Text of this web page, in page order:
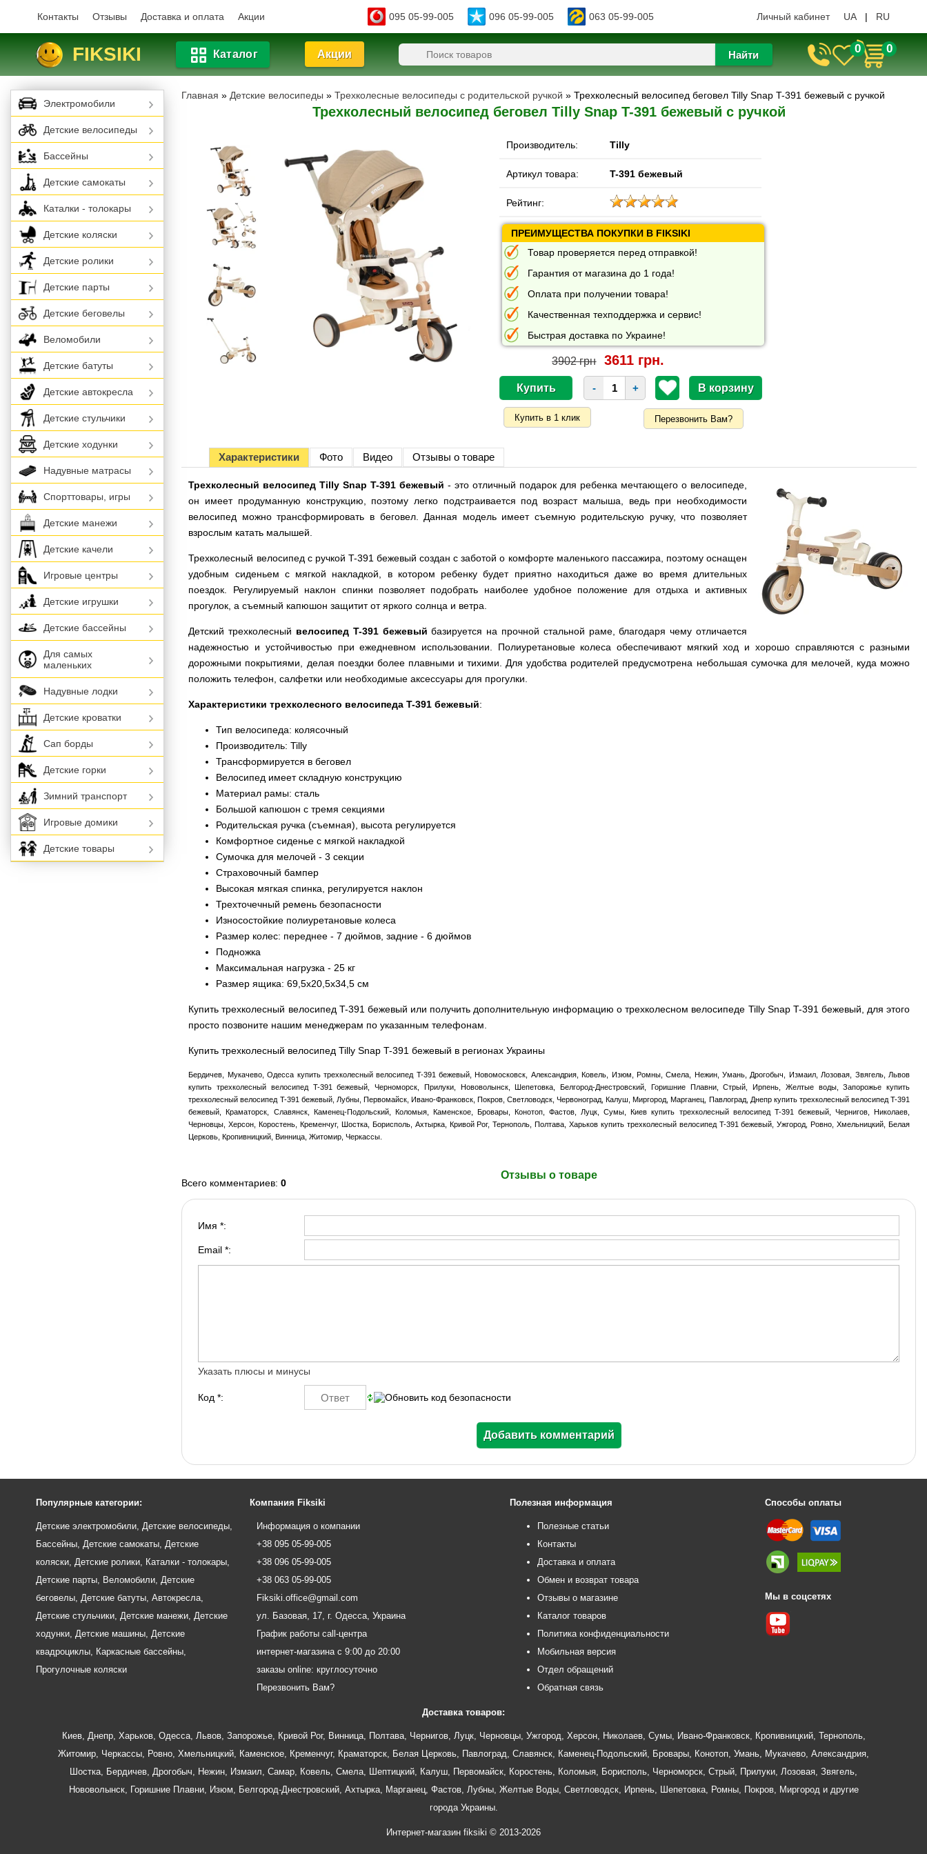
Контакты Отзывы Доставка и оплата Акции 095 05-99-005 096 05-99-005 063 05-99-005 Личный кабинет UA | RU
FIKSIKI Каталог Акции Найти 0 0
Главная » Детские велосипеды »Трехколесные велосипеды с родительской ручкой » Трехколесный велосипед беговел Tilly Snap T-391 бежевый с ручкой
Трехколесный велосипед беговел Tilly Snap T-391 бежевый с ручкой
Производитель: Tilly
Артикул товара: T-391 бежевый
Рейтинг:
ПРЕИМУЩЕСТВА ПОКУПКИ В FIKSIKI
Товар проверяется перед отправкой!
Гарантия от магазина до 1 года!
Оплата при получении товара!
Качественная техподдержка и сервис!
Быстрая доставка по Украине!
3902 грн 3611 грн.
- +
Перезвонить Вам?
Характеристики Фото Видео Отзывы о товаре
Трехколесный велосипед Tilly Snap T-391 бежевый - это отличный подарок для ребенка мечтающего о велосипеде,
он имеет продуманную конструкцию, поэтому легко подстраивается под возраст малыша, ведь при необходимости
велосипед можно трансформировать в беговел. Данная модель имеет съемную родительскую ручку, что позволяет
взрослым катать малышей.
Трехколесный велосипед с ручкой T-391 бежевый создан с заботой о комфорте маленького пассажира, поэтому оснащен
удобным сиденьем с мягкой накладкой, в котором ребенку будет приятно находиться даже во время длительных
поездок. Регулируемый наклон спинки позволяет подобрать наиболее удобное положение для отдыха и активных
прогулок, а съемный капюшон защитит от яркого солнца и ветра.
Детский трехколесный велосипед T-391 бежевый базируется на прочной стальной раме, благодаря чему отличается
надежностью и устойчивостью при ежедневном использовании. Полиуретановые колеса обеспечивают мягкий ход и хорошо справляются с разными
дорожными покрытиями, делая поездки более плавными и тихими. Для удобства родителей предусмотрена небольшая сумочка для мелочей, куда можно
положить телефон, салфетки или необходимые аксессуары для прогулки.
Характеристики трехколесного велосипеда T-391 бежевый:
Тип велосипеда: колясочный
Производитель: Tilly
Трансформируется в беговел
Велосипед имеет складную конструкцию
Материал рамы: сталь
Большой капюшон с тремя секциями
Родительская ручка (съемная), высота регулируется
Комфортное сиденье с мягкой накладкой
Сумочка для мелочей - 3 секции
Страховочный бампер
Высокая мягкая спинка, регулируется наклон
Трехточечный ремень безопасности
Износостойкие полиуретановые колеса
Размер колес: переднее - 7 дюймов, задние - 6 дюймов
Подножка
Максимальная нагрузка - 25 кг
Размер ящика: 69,5х20,5х34,5 см
Купить трехколесный велосипед T-391 бежевый или получить дополнительную информацию о трехколесном велосипеде Tilly Snap T-391 бежевый, для этого
просто позвоните нашим менеджерам по указанным телефонам.
Купить трехколесный велосипед Tilly Snap T-391 бежевый в регионах Украины
Бердичев, Мукачево, Одесса купить трехколесный велосипед T-391 бежевый, Новомосковск, Александрия, Ковель, Изюм, Ромны, Смела, Нежин, Умань, Дрогобыч, Измаил, Лозовая, Звягель, Львов
купить трехколесный велосипед T-391 бежевый, Черноморск, Прилуки, Нововолынск, Шепетовка, Белгород-Днестровский, Горишние Плавни, Стрый, Ирпень, Желтые воды, Запорожье купить
трехколесный велосипед T-391 бежевый, Лубны, Первомайск, Ивано-Франковск, Покров, Светловодск, Червоноград, Калуш, Миргород, Марганец, Павлоград, Днепр купить трехколесный велосипед T-391
бежевый, Краматорск, Славянск, Каменец-Подольский, Коломыя, Каменское, Бровары, Конотоп, Фастов, Луцк, Сумы, Киев купить трехколесный велосипед T-391 бежевый, Чернигов, Николаев,
Черновцы, Херсон, Коростень, Кременчуг, Шостка, Борисполь, Ахтырка, Кривой Рог, Тернополь, Полтава, Харьков купить трехколесный велосипед T-391 бежевый, Ужгород, Ровно, Хмельницкий, Белая
Церковь, Кропивницкий, Винница, Житомир, Черкассы.
Отзывы о товаре
Всего комментариев:0
Имя *:
Email *:
Указать плюсы и минусы
Код *:
Электромобили
Детские велосипеды
Бассейны
Детские самокаты
Каталки - толокары
Детские коляски
Детские ролики
Детские парты
Детские беговелы
Веломобили
Детские батуты
Детские автокресла
Детские стульчики
Детские ходунки
Надувные матрасы
Спорттовары, игры
Детские манежи
Детские качели
Игровые центры
Детские игрушки
Детские бассейны
Для самых
маленьких
Надувные лодки
Детские кроватки
Сап борды
Детские горки
Зимний транспорт
Игровые домики
Детские товары
Популярные категории:
Детские электромобили Детские велосипеды
Бассейны Детские самокаты Детские
коляски Детские ролики Каталки - толокары
Детские парты Веломобили Детские
беговелы Детские батуты Автокресла
Детские стульчики Детские манежи Детские
ходунки Детские машины Детские
квадроциклы Каркасные бассейны
Прогулочные коляски
Компания Fiksiki
Информация о компании
+38 095 05-99-005
+38 096 05-99-005
+38 063 05-99-005
Fiksiki.office@gmail.com
ул. Базовая, 17, г. Одесса, Украина
График работы call-центра
интернет-магазина с 9:00 до 20:00
заказы online: круглосуточно
Перезвонить Вам?
Полезная информация
Полезные статьи
Контакты
Доставка и оплата
Обмен и возврат товара
Отзывы о магазине
Каталог товаров
Политика конфиденциальности
Мобильная версия
Отдел обращений
Обратная связь
Способы оплаты
Мы в соцсетях
Доставка товаров:
Киев, Днепр, Харьков, Одесса, Львов, Запорожье, Кривой Рог, Винница, Полтава, Чернигов, Луцк, Черновцы, Ужгород Херсон, Николаев, Сумы, Ивано-Франковск, Кропивницкий, Тернополь,
Житомир Черкассы Ровно Хмельницкий Каменское Кременчуг, Краматорск Белая Церковь Павлоград Славянск Каменец-Подольский Бровары Конотоп Умань Мукачево Александрия
Шостка Бердичев Дрогобыч Нежин Измаил Самар Ковель Смела Шептицкий Калуш Первомайск Коростень Коломыя Борисполь Черноморск Стрый Прилуки Лозовая Звягель
Нововолынск, Горишние Плавни, Изюм Белгород-Днестровский, Ахтырка, Марганец, Фастов, Лубны, Желтые Воды, Светловодск, Ирпень, Шепетовка, Ромны, Покров, Миргород и другие
города Украины.
Интернет-магазин fiksiki © 2013-2026